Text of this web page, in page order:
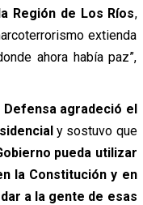
Región de Los Ríos,
extienda
ahora había paz”,
agradeció el
y sostuvo que
pueda utilizar
la Constitución y en
a la gente de esas